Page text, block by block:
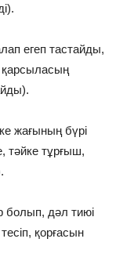
егеп тастайды,
қарсыласың
жағының бүрі
тәйке тұрғыш,
дәл тиюі
қорғасын